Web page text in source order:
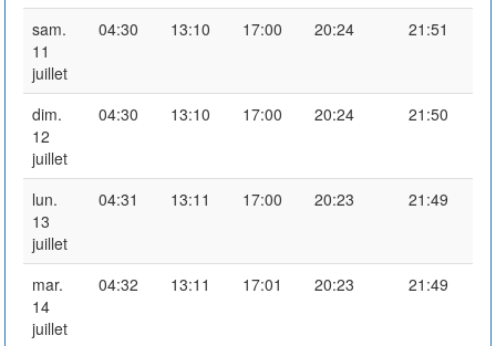
sam.
11
juillet
04:30 13:10 17:00 20:24 21:51
dim.
12
juillet
04:30 13:10 17:00 20:24 21:50
lun.
13
juillet
04:31 13:11 17:00 20:23 21:49
mar.
14
juillet
04:32 13:11 17:01 20:23 21:49